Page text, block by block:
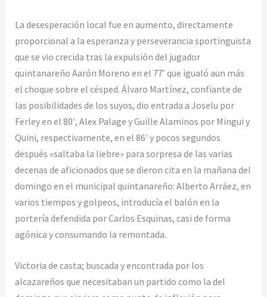
La desesperación local fue en aumento, directamente
proporcional a la esperanza y perseverancia sportinguista
que se vio crecida tras la expulsión del jugador
quintanareño Aarón Moreno en el 77′ que igualó aun más
el choque sobre el césped. Álvaro Martínez, confiante de
las posibilidades de los suyos, dio entrada a Joselu por
Ferley en el 80′, Alex Palage y Guille Alaminos por Mingui y
Quini, respectivamente, en el 86′ y pocos segundos
después «saltaba la liebre» para sorpresa de las varias
decenas de aficionados que se dieron cita en la mañana del
domingo en el municipal quintanareño: Alberto Arráez, en
varios tiempos y golpeos, introducía el balón en la
portería defendida por Carlos Esquinas, casi de forma
agónica y consumando la remontada.
Victoria de casta; buscada y encontrada por los
alcazareños que necesitaban un partido como la del